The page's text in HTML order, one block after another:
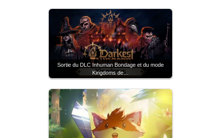
Sortie du DLC Inhuman Bondage et du mode
Kingdoms de…